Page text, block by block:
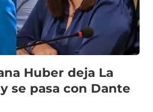
Huber deja La
se pasa con Dante